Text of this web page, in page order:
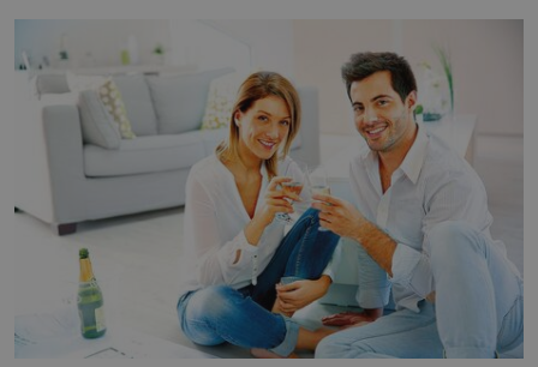
okurky ✿ 2 rajčata Zálivka: ✿ 4 lžíce olivového oleje ✿ 1
lžíci citronové šťávy ✿ ½ stroužku